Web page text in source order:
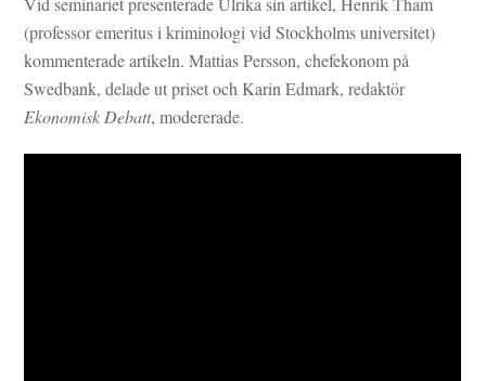
(professor emeritus i kriminologi vid Stockholms universitet)
kommenterade artikeln. Mattias Persson, chefekonom på
Swedbank, delade ut priset och Karin Edmark, redaktör
Ekonomisk Debatt, modererade.